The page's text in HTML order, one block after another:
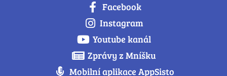
Facebook
Instagram
Youtube kanál
Zprávy z Mníšku
Mobilní aplikace AppSisto